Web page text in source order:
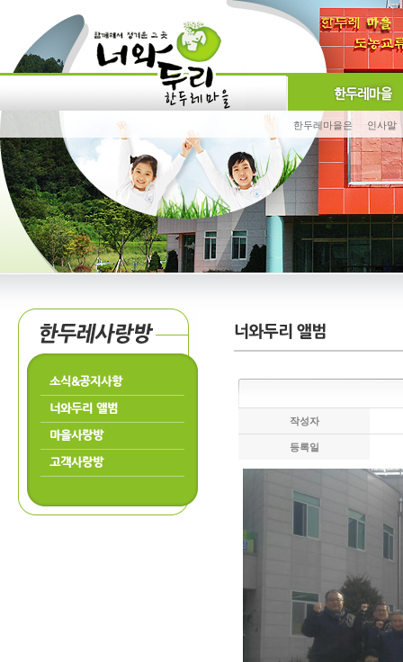
한두레마을은 인사말
소식&공지사항
너와두리 앨범
마을사랑방
고객사랑방
작성자
등록일